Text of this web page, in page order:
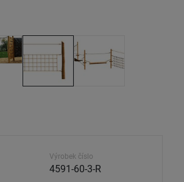
Výrobek číslo
4591-60-3-R